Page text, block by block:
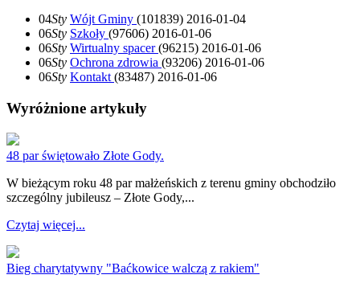
04Sty Wójt Gminy (101839) 2016-01-04
06Sty Szkoły (97606) 2016-01-06
06Sty Wirtualny spacer(96215) 2016-01-06
06Sty Ochrona zdrowia (93206) 2016-01-06
06Sty Kontakt (83487) 2016-01-06
Wyróżnione artykuły
48 par świętowało Złote Gody.
W bieżącym roku 48 par małżeńskich z terenu gminy obchodziło
szczególny jubileusz – Złote Gody,...
Czytaj więcej...
Bieg charytatywny "Baćkowice walczą z rakiem"